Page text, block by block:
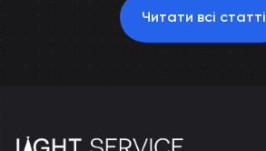
Читати всі статті